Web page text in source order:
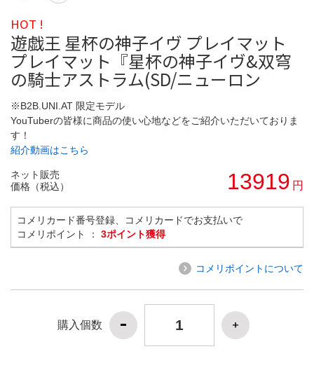
HOT !
遊戯王 星杯の神子イヴ プレイマット
プレイマット『星杯の神子イヴ&双穹
の騎士アストラム(SD/ニューロン
※B2B.UNI.AT 限定モデル
YouTuberの皆様に商品の使い心地などをご紹介いただいておりま
す！
紹介動画はこちら
ネット販売
価格（税込）
13919 円
コメリカード番号登録、コメリカードでお支払いで
コメリポイント ： 3ポイント獲得
コメリポイントについて
購入個数